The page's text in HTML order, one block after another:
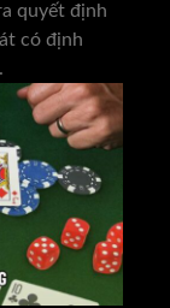
quyết định
có định